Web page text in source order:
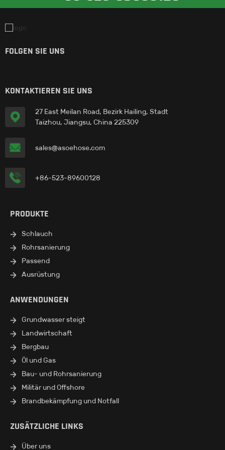
FOLGEN SIE UNS
KONTAKTIEREN SIE UNS
27 East Meilan Road, Bezirk Hailing, Stadt
Taizhou, Jiangsu, China 225309
sales@asoehose.com
+86-523-89600128
PRODUKTE
Schlauch
Rohrsanierung
Passend
Ausrüstung
ANWENDUNGEN
Grundwasser steigt
Landwirtschaft
Bergbau
Öl und Gas
Bau- und Rohrsanierung
Militär und Offshore
Brandbekämpfung und Notfall
ZUSÄTZLICHE LINKS
Über uns